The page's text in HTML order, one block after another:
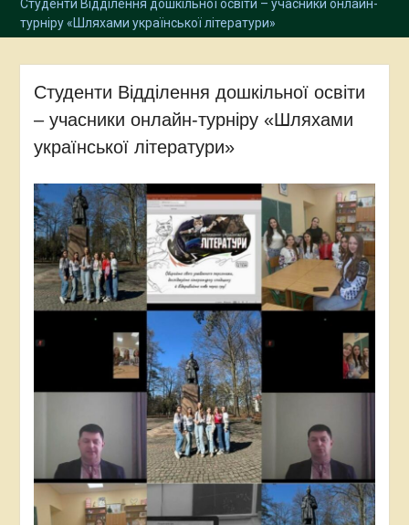
Студенти Відділення дошкільної освіти – учасники онлайн-
турніру «Шляхами української літератури»
Студенти Відділення дошкільної освіти
– учасники онлайн-турніру «Шляхами
української літератури»